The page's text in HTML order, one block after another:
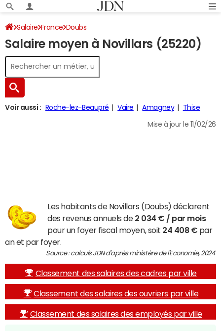
Salaire France Doubs
Salaire moyen à Novillars (25220)
Voir aussi : Roche-lez-Beaupré Vaire Amagney Thise
Mise à jour le 11/02/26
Les habitants de Novillars (Doubs) déclarent
des revenus annuels de 2 034 € / par mois
pour un foyer fiscal moyen, soit 24 408 € par
an et par foyer.
Source : calculs JDN d'après ministère de l'Economie, 2024
Classement des salaires des cadres par ville
Classement des salaires des ouvriers par ville
Classement des salaires des employés par ville